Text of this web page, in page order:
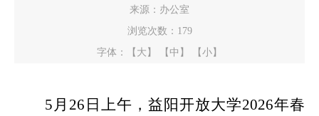
来源：办公室
浏览次数： 179
字体：
【大】 【中】 【小】
5月26 日上午，益阳开放大学2026年春